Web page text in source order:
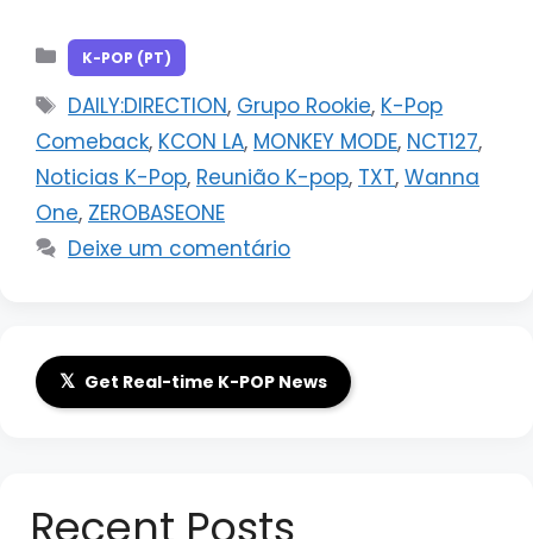
Categorias
K-POP (PT)
Tags
DAILY:DIRECTION, Grupo Rookie, K-Pop
Comeback, KCON LA, MONKEY MODE, NCT127,
Noticias K-Pop, Reunião K-pop, TXT, Wanna
One, ZEROBASEONE
Deixe um comentário
𝕏 Get Real-time K-POP News